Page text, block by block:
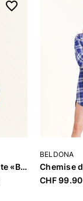
Chemise de nuit courte «Ballentine»
BELDONA
CHF 99.90